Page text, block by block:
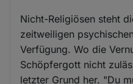
Nicht-Religiösen steht
zeitweiligen
Verfügung. Wo die
Schöpfergott nicht
letzter Grund her. "Du